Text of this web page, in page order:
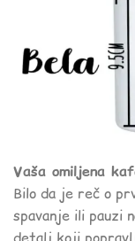
Vaša omiljena
Bilo da je reč o
spavanje ili pauzi